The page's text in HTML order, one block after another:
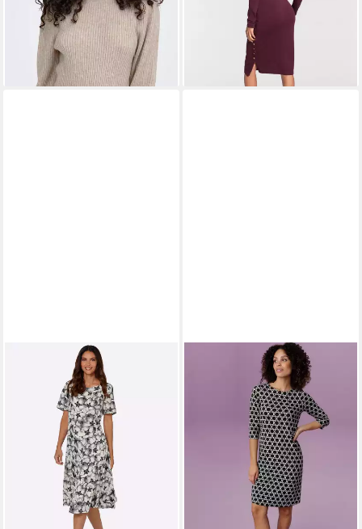
ab 26,99 € UVP 39,99 €
lieferbar - in 1-2 Werktagen bei dir
lieferbar - in 1-2 Werktagen bei dir